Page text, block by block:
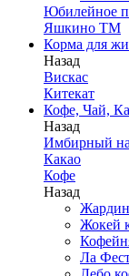
Юбилейное
Яшкино ТМ
Корма для
Назад
Вискас
Китекат
Кофе, Чай,
Назад
Имбирный
Какао
Кофе
Назад
Жокей
Ла